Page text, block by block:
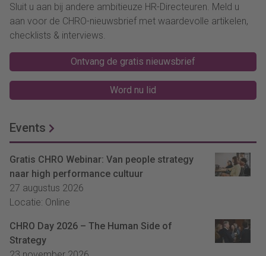
Sluit u aan bij andere ambitieuze HR-Directeuren. Meld u
aan voor de CHRO-nieuwsbrief met waardevolle artikelen,
checklists & interviews.
Ontvang de gratis nieuwsbrief
Word nu lid
Events
Gratis CHRO Webinar: Van people strategy
naar high performance cultuur
27 augustus 2026
Locatie: Online
CHRO Day 2026 – The Human Side of
Strategy